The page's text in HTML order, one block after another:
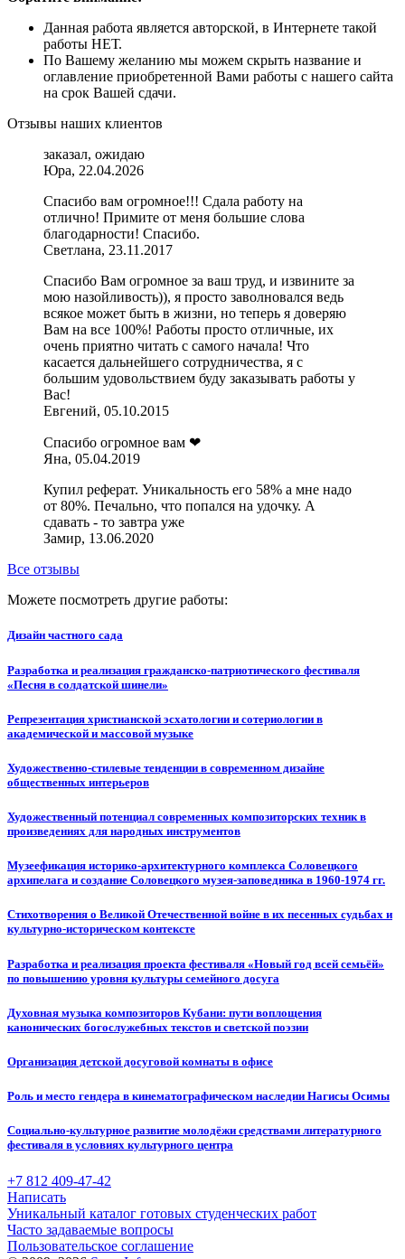
Данная работа является авторской, в Интернете такой
работы НЕТ.
По Вашему желанию мы можем скрыть название и
оглавление приобретенной Вами работы с нашего сайта
на срок Вашей сдачи.
Отзывы наших клиентов
заказал, ожидаю
Юра, 22.04.2026
Спасибо вам огромное!!! Сдала работу на
отлично! Примите от меня большие слова
благодарности! Спасибо.
Светлана, 23.11.2017
Спасибо Вам огромное за ваш труд, и извините за
мою назойливость)), я просто заволновался ведь
всякое может быть в жизни, но теперь я доверяю
Вам на все 100%! Работы просто отличные, их
очень приятно читать с самого начала! Что
касается дальнейшего сотрудничества, я с
большим удовольствием буду заказывать работы у
Вас!
Евгений, 05.10.2015
Спасибо огромное вам ❤
Яна, 05.04.2019
Купил реферат. Уникальность его 58% а мне надо
от 80%. Печально, что попался на удочку. А
сдавать - то завтра уже
Замир, 13.06.2020
Все отзывы
Можете посмотреть другие работы:
Дизайн частного сада
Разработка и реализация гражданско-патриотического фестиваля
«Песня в солдатской шинели»
Репрезентация христианской эсхатологии и сотериологии в
академической и массовой музыке
Художественно-стилевые тенденции в современном дизайне
общественных интерьеров
Художественный потенциал современных композиторских техник в
произведениях для народных инструментов
Музеефикация историко-архитектурного комплекса Соловецкого
архипелага и создание Соловецкого музея-заповедника в 1960-1974 гг.
Стихотворения о Великой Отечественной войне в их песенных судьбах и
культурно-историческом контексте
Разработка и реализация проекта фестиваля «Новый год всей семьёй»
по повышению уровня культуры семейного досуга
Духовная музыка композиторов Кубани: пути воплощения
канонических богослужебных текстов и светской поэзии
Организация детской досуговой комнаты в офисе
Роль и место гендера в кинематографическом наследии Нагисы Осимы
Социально-культурное развитие молодёжи средствами литературного
фестиваля в условиях культурного центра
+7 812 409-47-42
Написать
Уникальный каталог готовых студенческих работ
Часто задаваемые вопросы
Пользовательское соглашение